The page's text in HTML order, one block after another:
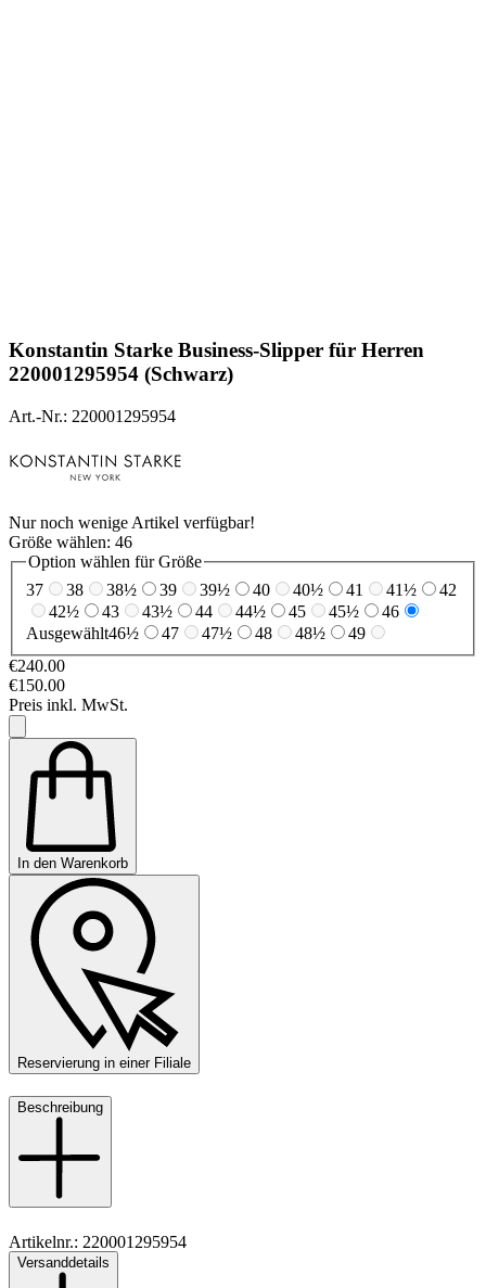
Konstantin Starke Business-Slipper für Herren
220001295954 (Schwarz)
Art.-Nr.: 220001295954
Nur noch wenige Artikel verfügbar!
Größe wählen: 46
Option wählen für Größe
37
38 38½ 39 39½ 40 40½ 41 41½
42
42½
43 43½ 44 44½ 45 45½
46
Ausgewählt46½ 47 47½ 48 48½
49
€240.00
€150.00
Preis inkl. MwSt.
In den Warenkorb
Reservierung in einer Filiale
Beschreibung
Artikelnr.: 220001295954
Material: Leder
Versanddetails